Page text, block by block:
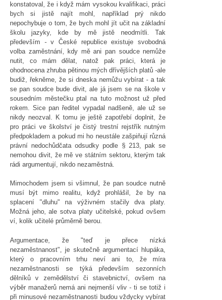
konstatoval, že i když mám vysokou kvalifikaci, práci
bych si jistě najít mohl, například prý nikdo
nepochybuje o tom, že bych mohl jít učit na základní
školu jazyky, kde by mě jistě neodmítli. Tak
především - v České republice existuje svobodná
volba zaměstnání, kdy mě ani pan soudce nemůže
nutit, co mám dělat, natož pak práci, která je
ohodnocena zhruba pětinou mých dřívějších platů -ale
budiž, řekněme, že si dneska nemůžu vybírat - a tak
se pan soudce bude divit, ale já jsem se na škole v
sousedním městečku ptal na tuto možnost už před
rokem. Sice pan ředitel vypadal nadšeně, ale už se
nikdy neozval. K tomu je ještě zapotřebí doplnit, že
pro práci ve školství je čistý trestní rejstřík nutným
předpokladem a pokud mi ho neustále zašpiňují různá
právní nedochůdčata odsudky podle § 213, pak se
nemohou divit, že mě ve státním sektoru, kterým tak
rádi argumentují, nikdo nezaměstná.
Mimochodem jsem si všimnul, že pan soudce nutně
musí být mimo realitu, když prohlášil, že by na
splacení "dluhu" na výživném stačily dva platy.
Možná jeho, ale sotva platy učitelské, pokud ovšem
ví, kolik učitelé průměrně berou.
Argumentace, že "teď je přece nízká
nezaměstnanost", je skutečně argumentací hlupáka,
který o pracovním trhu neví ani to, že míra
nezaměstnanosti se týká především sezonních
dělníků v zemědělství či stavebnictví, ovšem na
výběr manažerů nemá ani nejmenší vliv - ti se totiž i
při minusové nezaměstnanosti budou vždycky vybírat